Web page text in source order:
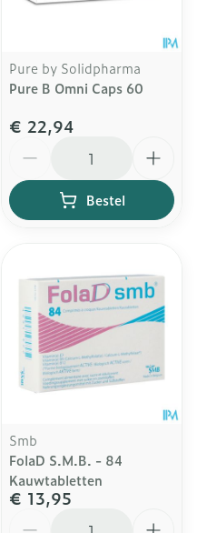
Pure by Solidpharma
Pure B Omni Caps 60
€ 22,94
Bestel
Smb
FolaD S.M.B. - 84
Kauwtabletten
€ 13,95